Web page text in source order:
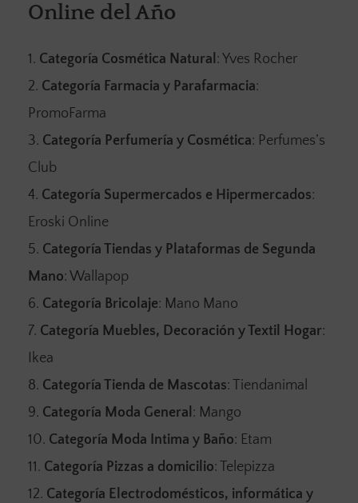
Online del Año
Categoría Cosmética Natural : Yves Rocher
Categoría Farmacia y Parafarmacia:
PromoFarma
Categoría Perfumería y Cosmética: Perfumes’s
Club
Categoría Supermercados e Hipermercados:
Eroski Online
Categoría Tiendas y Plataformas de Segunda
Mano: Wallapop
Categoría Bricolaje: Mano Mano
Categoría Muebles, Decoración y Textil Hogar:
Ikea
Categoría Tienda de Mascotas: Tiendanimal
Categoría Moda General : Mango
Categoría Moda Intima y Baño: Etam
Categoría Pizzas a domicilio: Telepizza
Categoría Electrodomésticos, informática y